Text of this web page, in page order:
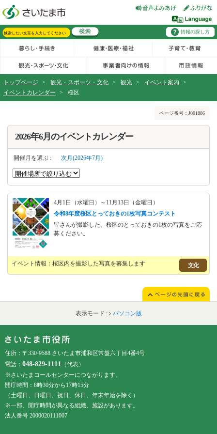
情報の探し方
トップページ > 観光・スポーツ・文化 > 観光 > イベント案内
>
イベントカレンダー
> 桜区
ページ番号：J001886
2026年6月のイベントカレンダー
開催月を選ぶ : 次月(2026年7月)
4月1日（水曜日）～11月13日（金曜日）
令和8年度桜区とっておきの1枚写真コンテスト
皆さんが撮影した、桜区のとっておきの1枚の写真をご応
募ください。
イベント情報：桜区内を撮影した写真を募集します 文化
表示モード : パソコン版
住所：〒330-9588 さいたま市浦和区常盤六丁目4番4号
電話： 048-829-1111 （代表）
※さいたまコールセンターにつながります。
開庁時間：8時30分から17時15分
（土曜日、日曜日、祝日、休日、年末年始を除く）
※一部、開庁時間が異なる組織、施設があります。
法人番号 2000020111007